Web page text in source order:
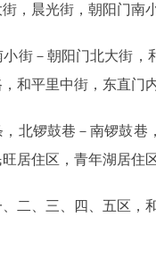
晨光街，朝阳门南
－朝阳门北大街，
和平里中街，东直门
锣鼓巷－南锣鼓巷
居住区，青年湖居住
、三、四、五区，